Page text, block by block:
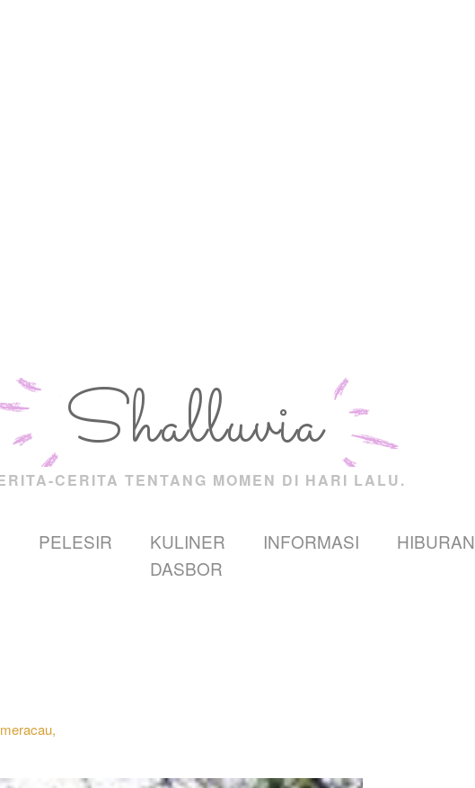
Shalluvia
CERITA TENTANG MOMEN DI HARI LALU.
PELESIR KULINER INFORMASI HIBURAN
DASBOR
meracau,